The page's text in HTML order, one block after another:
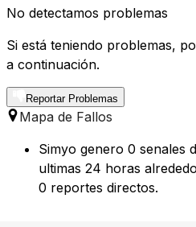
No detectamos problemas
Si está teniendo problemas,
a continuación.
Reportar Problemas
Mapa de Fallos
Simyo genero 0 senales
ultimas 24 horas
0 reportes directos.